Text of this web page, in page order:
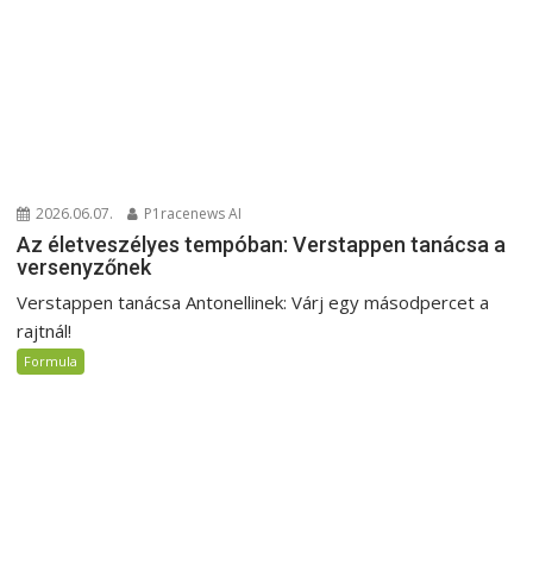
2026.06.07. P1racenews AI
Az életveszélyes tempóban: Verstappen tanácsa a
versenyzőnek
Verstappen tanácsa Antonellinek: Várj egy másodpercet a
rajtnál!
Formula